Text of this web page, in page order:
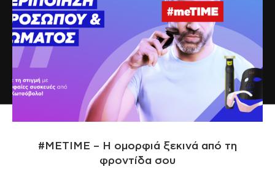
#ΜΕΤΙΜΕ – Η ομορφιά ξεκινά από τη
φροντίδα σου